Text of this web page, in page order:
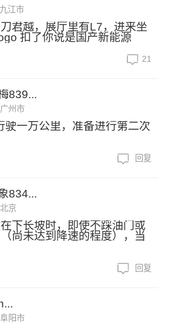
九江市
君越，展厅里有L7，进来坐
扣了你说是国产新能源
21
839...
广州市
驶一万公里，准备进行第二次
回复
834...
北京
下长坡时，即使不踩油门或
尚未达到降速的程度），当
回复
阜阳市